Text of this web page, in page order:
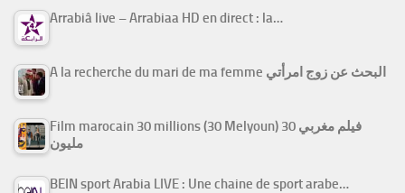
Arrabiâ live – Arrabiaa HD en direct : la…
A la recherche du mari de ma femme البحث عن زوج امرأتي
Film marocain 30 millions (30 Melyoun) فيلم مغربي 30
مليون
BEIN sport Arabia LIVE : Une chaine de sport arabe…